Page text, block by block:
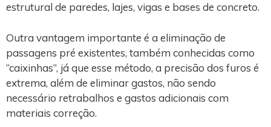
estrutural de paredes, lajes, vigas e bases de concreto.
Outra vantagem importante é a eliminação de
passagens pré existentes, também conhecidas como
“caixinhas”, já que esse método, a precisão dos furos é
extrema, além de eliminar gastos, não sendo
necessário retrabalhos e gastos adicionais com
materiais correção.